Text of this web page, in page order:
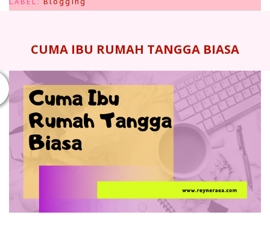
CUMA IBU RUMAH TANGGA BIASA